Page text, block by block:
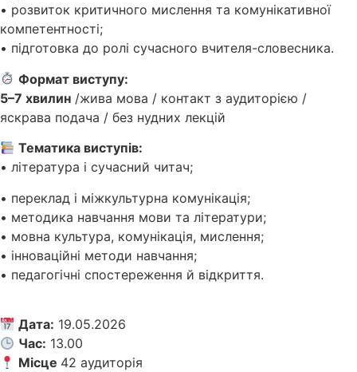
• розвиток критичного мислення та комунікативної
компетентності;
• підготовка до ролі сучасного вчителя-словесника.
Формат виступу:
5–7 хвилин /жива мова / контакт з аудиторією /
яскрава подача / без нудних лекцій
Тематика виступів:
• література і сучасний читач;
• переклад і міжкультурна комунікація;
• методика навчання мови та літератури;
• мовна культура, комунікація, мислення;
• інноваційні методи навчання;
• педагогічні спостереження й відкриття.
Дата: 19.05.2026
Час: 13.00
Місце 42 аудиторія